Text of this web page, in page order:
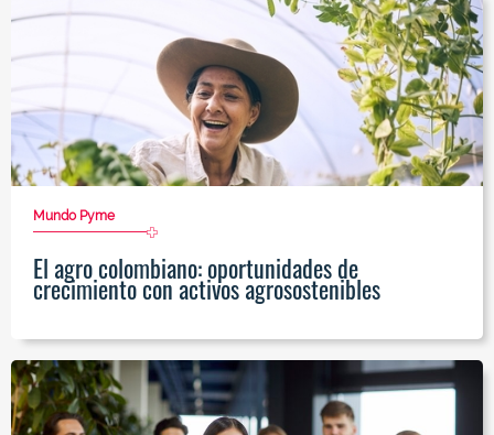
Mundo Pyme
El agro colombiano: oportunidades de
crecimiento con activos agrosostenibles